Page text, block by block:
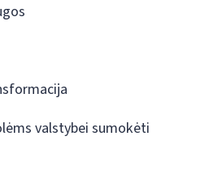
valstybei sumokėti